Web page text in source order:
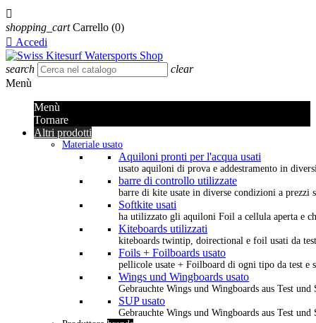

shopping_cart Carrello (0)
 Accedi
search
clear
Menù
Menù
Tornare
Altri prodotti
Materiale usato
Aquiloni pronti per l'acqua usati
usato aquiloni di prova e addestramento in
barre di controllo utilizzate
barre di kite usate in diverse condizioni a prezzi
Softkite usati
ha utilizzato gli aquiloni Foil a cellula aperta e
Kiteboards utilizzati
kiteboards twintip, doirectional e foil usati da
Foils + Foilboards usato
pellicole usate + Foilboard di ogni tipo da test e
Wings und Wingboards usato
Gebrauchte Wings und Wingboards aus Test und
SUP usato
Gebrauchte Wings und Wingboards aus Test und